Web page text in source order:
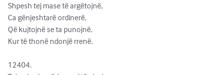
Shpesh tej mase të argëtojnë,
Ca gënjeshtarë ordinerë,
Që kujtojnë se ta punojnë,
Kur të thonë ndonjë rrenë.
12404.